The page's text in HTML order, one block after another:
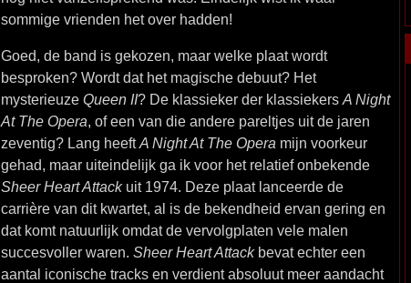
sommige vrienden het over hadden!
Goed, de band is gekozen, maar welke plaat wordt
besproken? Wordt dat het magische debuut? Het
mysterieuze Queen II? De klassieker der klassiekers A Night
At The Opera, of een van die andere pareltjes uit de jaren
zeventig? Lang heeftA Night At The Opera mijn voorkeur
gehad, maar uiteindelijk ga ik voor het relatief onbekende
Sheer Heart Attackuit 1974. Deze plaat lanceerde de
carrière van dit kwartet, al is de bekendheid ervan gering en
dat komt natuurlijk omdat de vervolgplaten vele malen
succesvoller waren. Sheer Heart Attackbevat echter een
aantal iconische tracks en verdient absoluut meer aandacht